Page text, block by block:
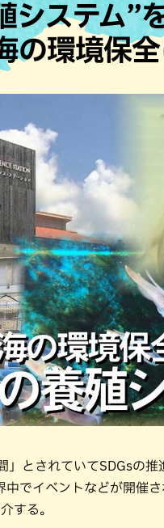
・焼肉 焼鳥・串
肉料理 居酒屋・
イキング
ガー
サウナ
沖縄の海
システム”
環境保全
とされていてSDGsの推
でイベントなどが開催さ
する。